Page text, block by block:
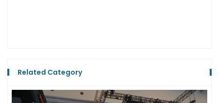
Related Category